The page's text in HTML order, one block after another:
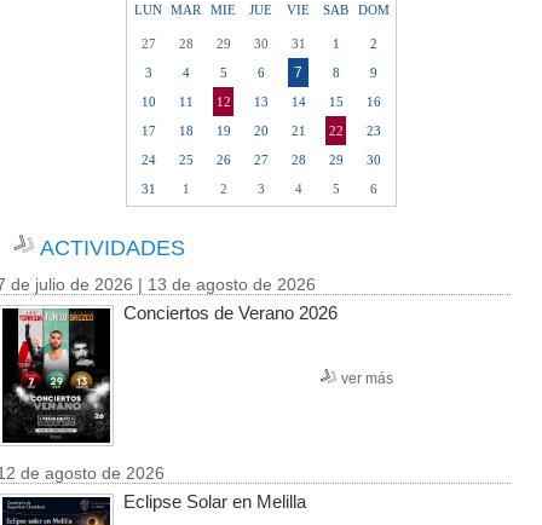
LUN MAR MIE JUE VIE SAB DOM
27 28 29 30 31 1
2
3
4 5 6 7 8
9
10
11 12 13 14 15
16
17
18 19 20 21 22
23
24
25 26 27 28 29
30
31
1 2 3 4 5 6
ACTIVIDADES
de julio de 2026 | 13 de agosto de 2026
Conciertos de Verano 2026
ver más
de agosto de 2026
Eclipse Solar en Melilla